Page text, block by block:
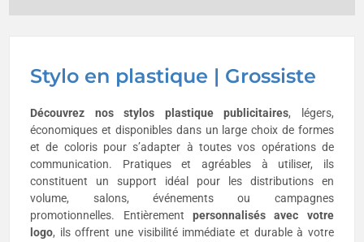
Stylo en plastique | Grossiste
Découvrez nos stylos plastique publicitaires, légers,
économiques et disponibles dans un large choix de formes
et de coloris pour s’adapter à toutes vos opérations de
communication. Pratiques et agréables à utiliser, ils
constituent un support idéal pour les distributions en
volume, salons, événements ou campagnes
promotionnelles. Entièrement personnalisés avec votre
logo, ils offrent une visibilité immédiate et durable à votre